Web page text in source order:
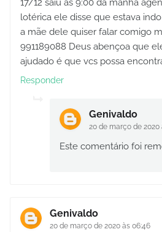
17/12 saiu as 9:00 da manhã
lotérica ele disse que estava
a mãe dele quiser falar comigo
991189088 Deus abençoa que
ajudado é que vcs possa
Responder
Genivaldo
20 de março de 2020
Este comentário foi
Genivaldo
20 de março de 2020 às 06:46